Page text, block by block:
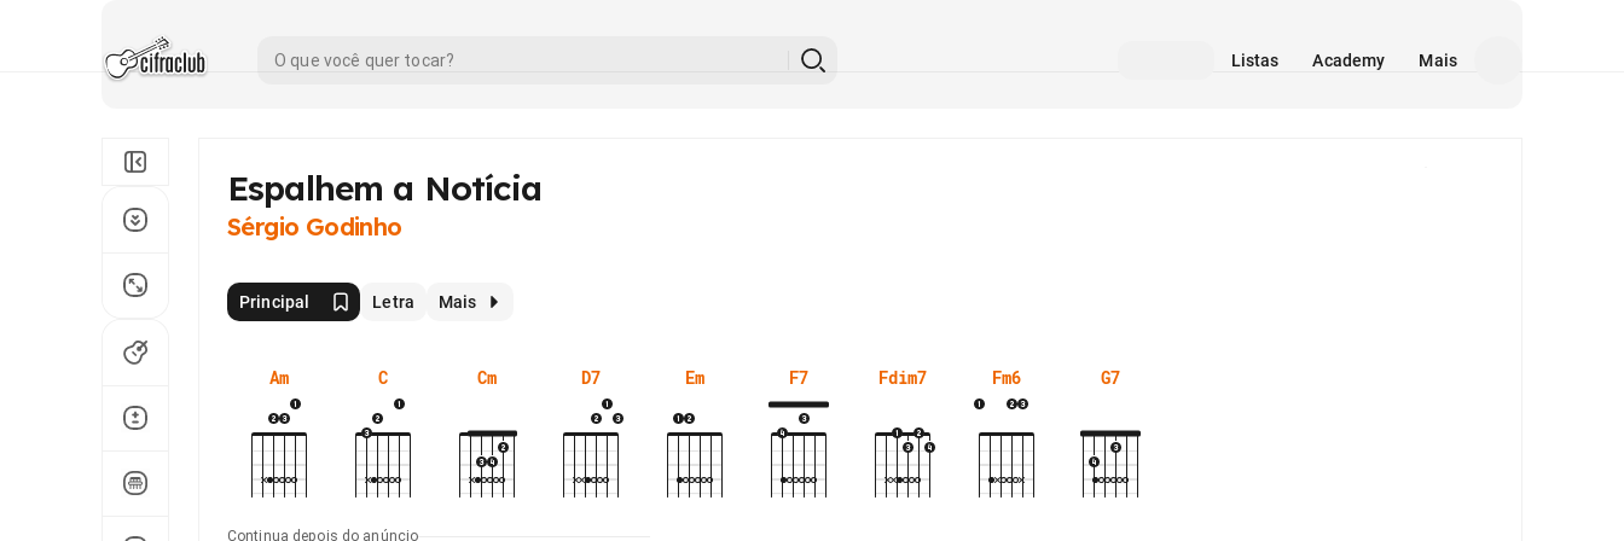
Listas Academy Mais
Espalhem a Notícia
Sérgio Godinho
Principal Letra Mais
Am C Cm D7 Em F7 Fdim7 Fm6 G7
Continua depois do anúncio